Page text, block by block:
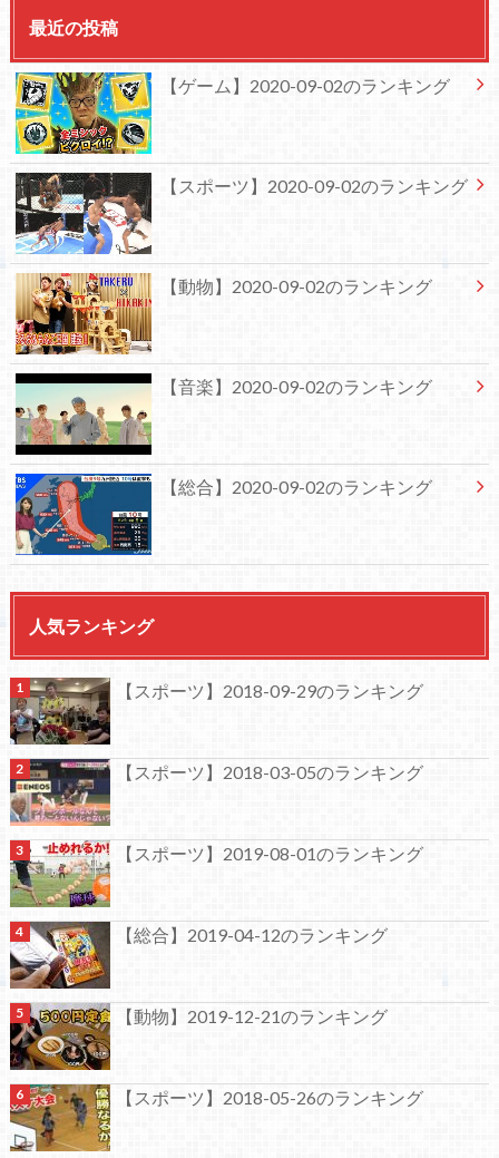
最近の投稿
【ゲーム】2020-09-02のランキング
【スポーツ】2020-09-02のランキング
【動物】2020-09-02のランキング
【音楽】2020-09-02のランキング
【総合】2020-09-02のランキング
人気ランキング
【スポーツ】2018-09-29のランキング
【スポーツ】2018-03-05のランキング
【スポーツ】2019-08-01のランキング
【総合】2019-04-12のランキング
【動物】2019-12-21のランキング
【スポーツ】2018-05-26のランキング